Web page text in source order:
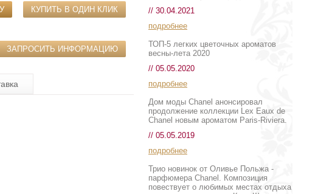
КУПИТЬ В ОДИН КЛИК
ЗАПРОСИТЬ ИНФОРМАЦИЮ
// 30.04.2021
подробнее
ТОП-5 легких цветочных ароматов
весны-лета 2020
// 05.05.2020
подробнее
Дом моды Chanel анонсировал
продолжение коллекции Lex Eaux de
Chanel новым ароматом Paris-Riviera.
// 05.05.2019
подробнее
Трио новинок от Оливье Польжа -
парфюмера Chanel. Композиция
повествует о любимых местах отдыха